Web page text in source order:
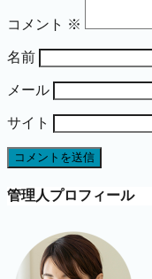
コメント ※
名前
メール
サイト
管理人プロフィール